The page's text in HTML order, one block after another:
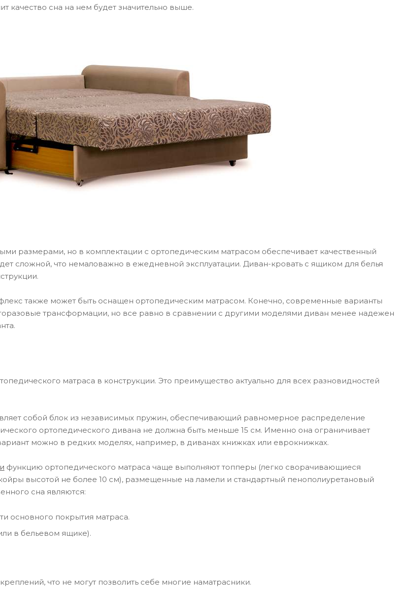
качество сна на нем будет значительно выше.
размерами, но в комплектации с ортопедическим матрасом обеспечивает качественный
сложной, что немаловажно в ежедневной эксплуатации. Диван-кровать с ящиком для белья
также может быть оснащен ортопедическим матрасом. Конечно, современные варианты
трансформации, но все равно в сравнении с другими моделями диван менее надежен
матраса в конструкции. Это преимущество актуально для всех разновидностей
собой блок из независимых пружин, обеспечивающий равномерное распределение
ортопедического дивана не должна быть меньше 15 см. Именно она ограничивает
можно в редких моделях, например, в диванах книжках или еврокнижках.
функцию ортопедического матраса чаще выполняют топперы (легко сворачивающиеся
высотой не более 10 см), размещенные на ламели и стандартный пенополиуретановый
сна являются:
основного покрытия матраса.
в бельевом ящике).
что не могут позволить себе многие наматрасники.